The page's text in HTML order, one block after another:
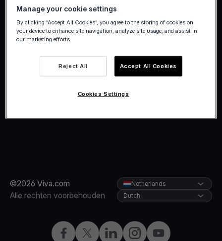
©2026 Viva.com
Alle rechten voorbehouden
FacebookTwitterLinkedInInstagramYouTube
Netherlands
Dutch
Manage your cookie settings
By clicking “Accept All Cookies”, you agree to the storing of cookies on
your device to enhance site navigation, analyze site usage, and assist in
our marketing efforts.
Reject All Accept All Cookies
Cookies Settings